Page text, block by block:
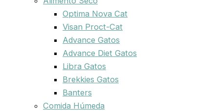
Optima Nova Cat
Visan Proct-Cat
Advance Gatos
Advance Diet Gatos
Libra Gatos
Brekkies Gatos
Banters
Comida Húmeda